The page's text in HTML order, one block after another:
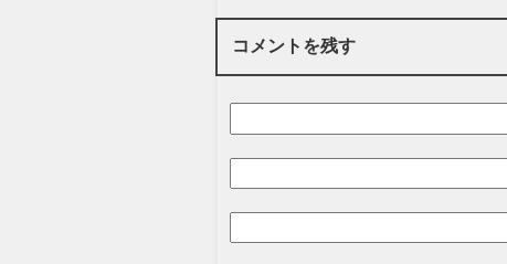
コメントを残す